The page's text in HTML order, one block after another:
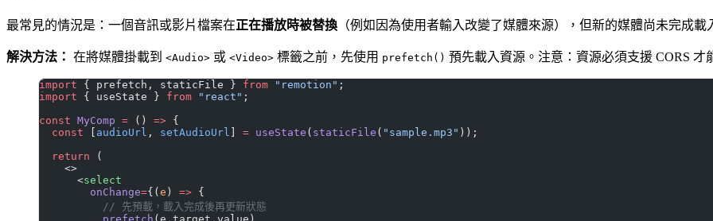
最常見的情況是：一個音訊或影片檔案在正在播放時被替換 （例如因為使用者輸入改變了媒體來源），但新的媒體尚未完成載
解決方法： 在將媒體掛載到 <Audio> 或 <Video> 標籤之前，先使用 prefetch() 預先載入資源。注意：資源必須支援 CORS 才
import { prefetch, staticFile } from "remotion" ;
import { useState } from "react" ;
const MyComp = () => {
  const
audioUrl , setAudioUrl = useState ( staticFile ( "sample.mp3" ));
  return
(
    <>
      <
select
        onChange
={( e ) => {
          // 先預載，載入完成後再更新狀態